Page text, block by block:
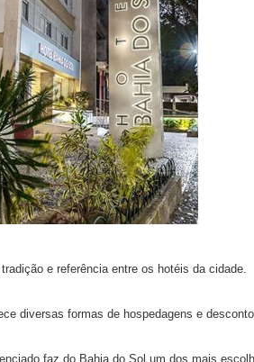
e referência entre os hotéis da cidade.
diversas formas de hospedagens e
faz do Bahia do Sol um dos mais